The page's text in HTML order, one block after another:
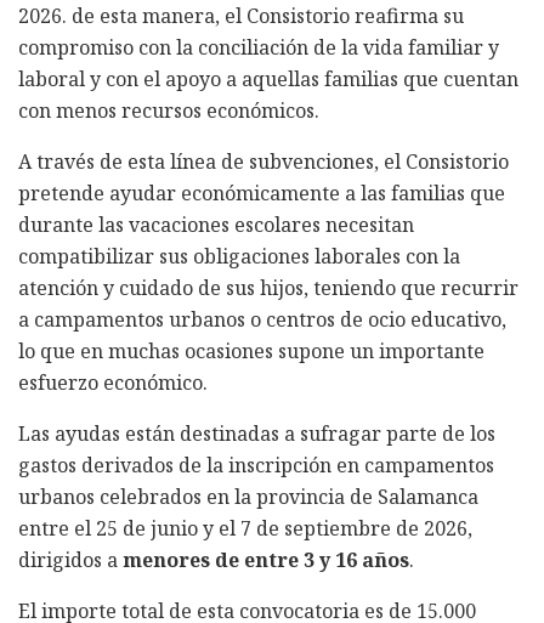
2026. de esta manera, el Consistorio reafirma su
compromiso con la conciliación de la vida familiar y
laboral y con el apoyo a aquellas familias que cuentan
con menos recursos económicos.
A través de esta línea de subvenciones, el Consistorio
pretende ayudar económicamente a las familias que
durante las vacaciones escolares necesitan
compatibilizar sus obligaciones laborales con la
atención y cuidado de sus hijos, teniendo que recurrir
a campamentos urbanos o centros de ocio educativo,
lo que en muchas ocasiones supone un importante
esfuerzo económico.
Las ayudas están destinadas a sufragar parte de los
gastos derivados de la inscripción en campamentos
urbanos celebrados en la provincia de Salamanca
entre el 25 de junio y el 7 de septiembre de 2026,
dirigidos amenores de entre 3 y 16 años.
El importe total de esta convocatoria es de 15.000